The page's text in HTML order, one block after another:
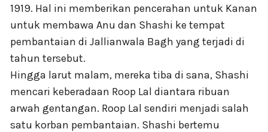
1919. Hal ini memberikan pencerahan untuk Kanan
untuk membawa Anu dan Shashi ke tempat
pembantaian di Jallianwala Bagh yang terjadi di
tahun tersebut.
Hingga larut malam, mereka tiba di sana, Shashi
mencari keberadaan Roop Lal diantara ribuan
arwah gentangan. Roop Lal sendiri menjadi salah
satu korban pembantaian. Shashi bertemu